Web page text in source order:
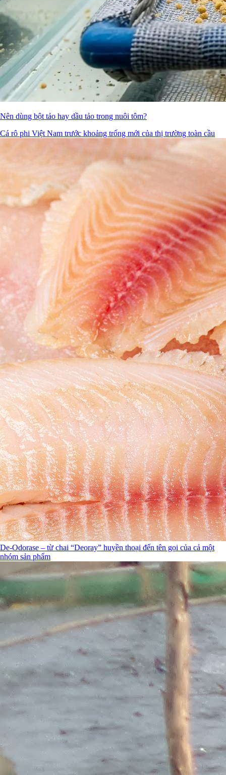
Nên dùng bột tảo hay dầu tảo trong nuôi tôm?
Cá rô phi Việt Nam trước khoảng trống mới của thị trường toàn cầu
De-Odorase – từ chai “Deoray” huyền thoại đến tên gọi của cả một
nhóm sản phẩm